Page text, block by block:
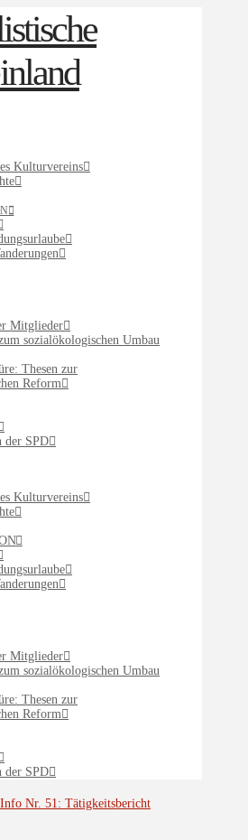
Kulturvereins
Mitglieder
sozialökologischen Umbau
Thesen zur
Reform
der SPD
Kulturvereins
Mitglieder
sozialökologischen Umbau
Thesen zur
Reform
der SPD
Nr. 51: Tätigkeitsbericht